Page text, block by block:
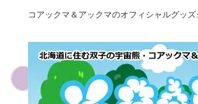
コアックマ＆アックマのオフィシャルグッ